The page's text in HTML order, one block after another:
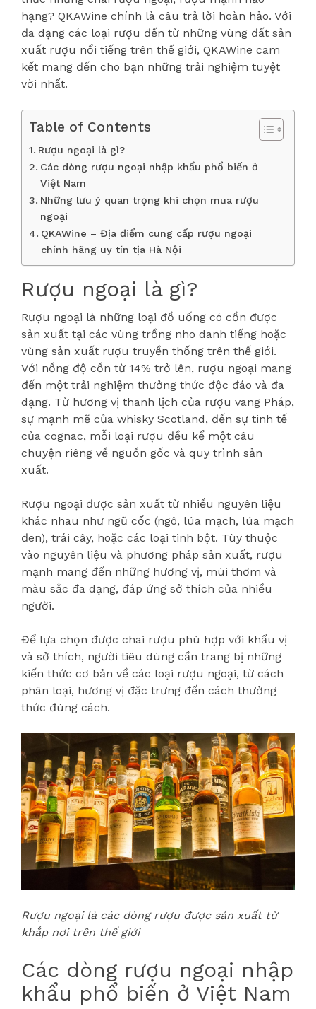
hạng? QKAWine chính là câu trả lời hoàn hảo. Với
đa dạng các loại rượu đến từ những vùng đất sản
xuất rượu nổi tiếng trên thế giới, QKAWine cam
kết mang đến cho bạn những trải nghiệm tuyệt
vời nhất.
Table of Contents
Rượu ngoại là gì?
Các dòng rượu ngoại nhập khẩu phổ biến ở
Việt Nam
Những lưu ý quan trọng khi chọn mua rượu
ngoại
QKAWine – Địa điểm cung cấp rượu ngoại
chính hãng uy tín tịa Hà Nội
Rượu ngoại là gì?
Rượu ngoại là những loại đồ uống có cồn được
sản xuất tại các vùng trồng nho danh tiếng hoặc
vùng sản xuất rượu truyền thống trên thế giới.
Với nồng độ cồn từ 14% trở lên, rượu ngoại mang
đến một trải nghiệm thưởng thức độc đáo và đa
dạng. Từ hương vị thanh lịch của rượu vang Pháp,
sự mạnh mẽ của whisky Scotland, đến sự tinh tế
của cognac, mỗi loại rượu đều kể một câu
chuyện riêng về nguồn gốc và quy trình sản
xuất.
Rượu ngoại được sản xuất từ nhiều nguyên liệu
khác nhau như ngũ cốc (ngô, lúa mạch, lúa mạch
đen), trái cây, hoặc các loại tinh bột. Tùy thuộc
vào nguyên liệu và phương pháp sản xuất, rượu
mạnh mang đến những hương vị, mùi thơm và
màu sắc đa dạng, đáp ứng sở thích của nhiều
người.
Để lựa chọn được chai rượu phù hợp với khẩu vị
và sở thích, người tiêu dùng cần trang bị những
kiến thức cơ bản về các loại rượu ngoại, từ cách
phân loại, hương vị đặc trưng đến cách thưởng
thức đúng cách.
Rượu ngoại là các dòng rượu được sản xuất từ
khắp nơi trên thế giới
Các dòng rượu ngoại nhập
khẩu phổ biến ở Việt Nam